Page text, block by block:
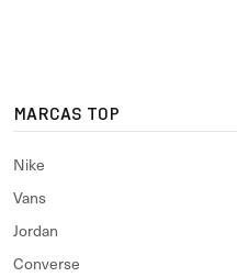
MARCAS TOP
Nike
Vans
Jordan
Converse